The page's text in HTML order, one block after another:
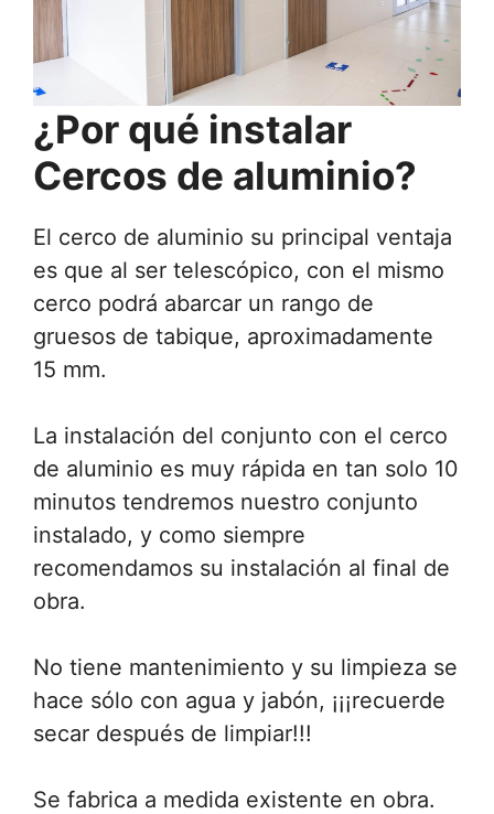
¿Por qué instalar
Cercos de aluminio?
El cerco de aluminio su principal ventaja
es que al ser telescópico, con el mismo
cerco podrá abarcar un rango de
gruesos de tabique, aproximadamente
15 mm.
La instalación del conjunto con el cerco
de aluminio es muy rápida en tan solo 10
minutos tendremos nuestro conjunto
instalado, y como siempre
recomendamos su instalación al final de
obra.
No tiene mantenimiento y su limpieza se
hace sólo con agua y jabón, ¡¡¡recuerde
secar después de limpiar!!!
Se fabrica a medida existente en obra.